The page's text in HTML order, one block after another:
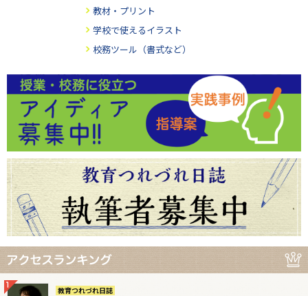
教材・プリント
学校で使えるイラスト
校務ツール（書式など）
教育つれづれ日誌